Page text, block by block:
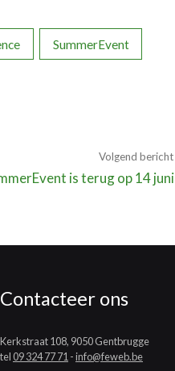
SummerEvent
Volgend bericht
is terug op 14 juni
Contacteer ons
Kerkstraat 108, 9050 Gentbrugge
tel09 324 77 71 -info@feweb.be